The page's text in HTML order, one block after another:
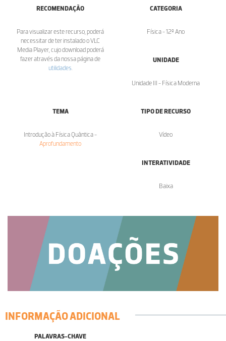
RECOMENDAÇÃO
Para visualizar este recurso, poderá
necessitar de ter instalado o VLC
Media Player, cujo download poderá
fazer através da nossa página de
utilidades
CATEGORIA
Física - 12º Ano
UNIDADE
Unidade III - Física Moderna
TEMA
Introdução à Física Quântica -
Aprofundamento
TIPO DE RECURSO
Vídeo
INTERATIVIDADE
Baixa
INFORMAÇÃO ADICIONAL
PALAVRAS-CHAVE